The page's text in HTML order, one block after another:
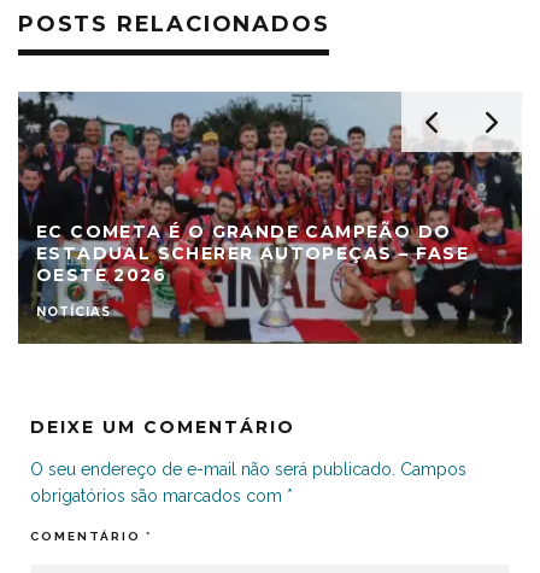
POSTS RELACIONADOS
EC COMETA É O GRANDE CAMPEÃO DO
ESTADUAL SCHERER AUTOPEÇAS – FASE
OESTE 2026
NOTÍCIAS
DEIXE UM COMENTÁRIO
O seu endereço de e-mail não será publicado. Campos
obrigatórios são marcados com *
COMENTÁRIO *